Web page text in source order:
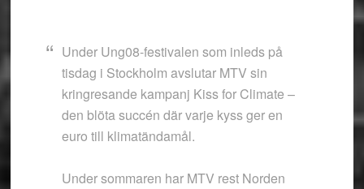
Under Ung08-festivalen som inleds på
tisdag i Stockholm avslutar MTV sin
kringresande kampanj Kiss for Climate –
den blöta succén där varje kyss ger en
euro till klimatändamål.
Under sommaren har MTV rest Norden